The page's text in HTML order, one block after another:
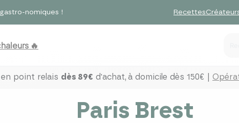
nomiques ! Recettes
🔥
en point relais dès 89€ d'achat, à domicile dès 150€ |
Paris Brest